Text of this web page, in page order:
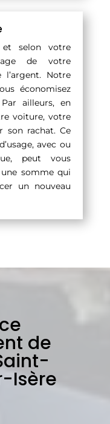
selon votre
de votre
Notre
économisez
ailleurs, en
voiture, votre
son rachat. Ce
avec ou
peut vous
somme qui
un nouveau
de
Isère